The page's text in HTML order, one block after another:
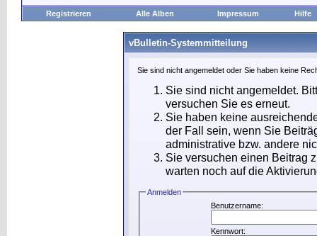
Registrieren Alle Alben Impressum Hilfe
vBulletin-Systemmitteilung
Sie sind nicht angemeldet oder Sie haben keine
Sie sind nicht angemeldet.
versuchen Sie es erneut.
Sie haben keine
der Fall sein, wenn Sie
administrative bzw. andere
Sie versuchen einen Beitrag
warten noch auf die
Anmelden
Benutzername:
Kennwort: